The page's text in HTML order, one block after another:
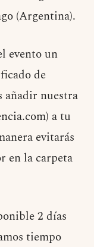
(Argentina).
evento un
de
añadir nuestra
) a tu
evitarás
en la carpeta
2 días
tiempo